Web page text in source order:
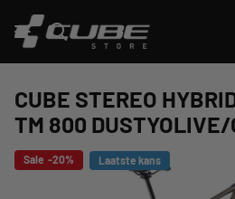
CUBE STEREO
TM 800 DUSTYOLIVE/
Sale -20% Laatste kans